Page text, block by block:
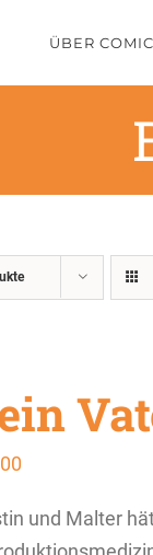
ÜBER
und Malter